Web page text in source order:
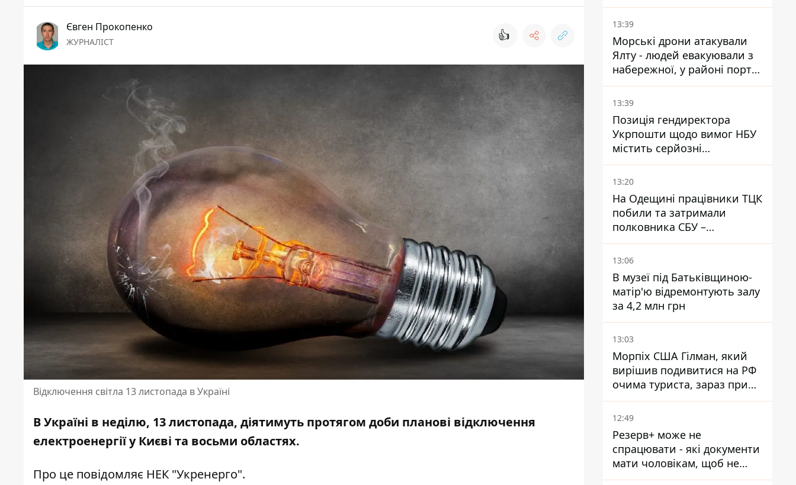
Євген Прокопенко
ЖУРНАЛІСТ 👍
Відключення світла 13 листопада в Україні
В Україні в неділю, 13 листопада, діятимуть протягом доби планові відключення
електроенергіїу Києві та восьми областях.
Про це повідомляє НЕК "Укренерго".
звільнення володаря
Троєщини Бахматова
13:39
Морські дрони атакували
Ялту - людей евакуювали з
набережної, у районі порту
повідомляють про пожежу
13:39
Позиція гендиректора
Укрпошти щодо вимог НБУ
містить серйозні
нестиковки – депутатка
Ольга Василевська-Смаглюк
13:20
На Одещині працівники ТЦК
побили та затримали
полковника СБУ –
військовий
13:06
В музеї під Батьківщиною-
матір'ю відремонтують залу
за 4,2 млн грн
13:03
Морпіх США Гілман, який
вирішив подивитися на РФ
очима туриста, зараз при
смерті у вʼязниці, де його
катували та робили інʼєкції
12:49
Резерв+ може не
спрацювати - які документи
мати чоловікам, щоб не
потрапити до ТЦК